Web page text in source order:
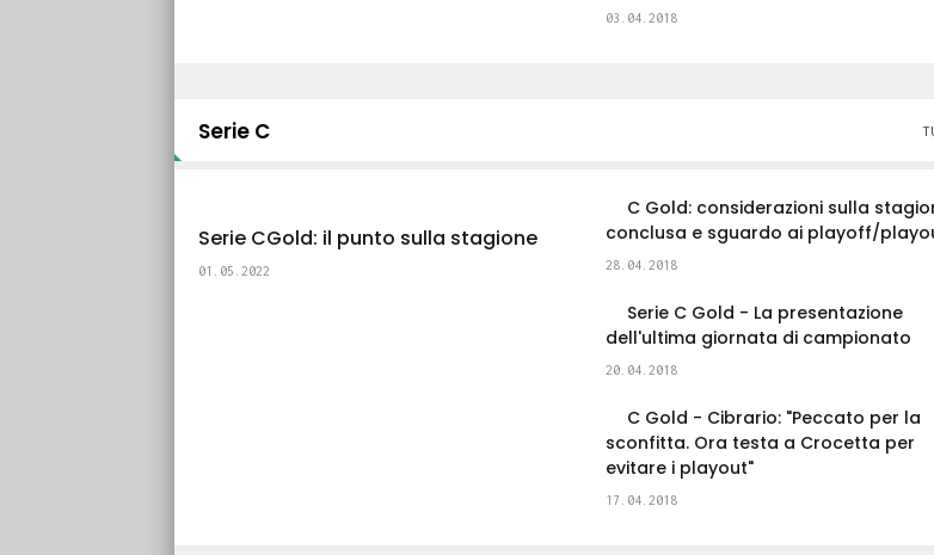
03.04.2018
Serie C
Serie CGold: il punto sulla stagione
01.05.2022
C Gold: considerazioni sulla
conclusa e sguardo ai playoff/
28.04.2018
Serie C Gold - La presentazione
dell'ultima giornata di campionato
20.04.2018
C Gold - Cibrario: "Peccato per la
sconfitta. Ora testa a Crocetta per
evitare i playout"
17.04.2018